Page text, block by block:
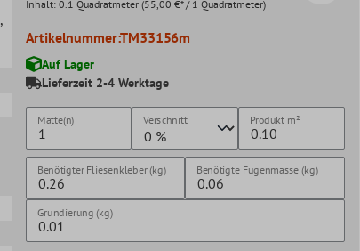
,
Inhalt: 0.1 Quadratmeter (55,00 €* / 1 Quadratmeter)
Artikelnummer:TM33156m
Auf Lager
Lieferzeit 2-4 Werktage
Matte(n) Verschnitt Produkt m²
Benötigter Fliesenkleber (kg) Benötigte Fugenmasse (kg)
Grundierung (kg)